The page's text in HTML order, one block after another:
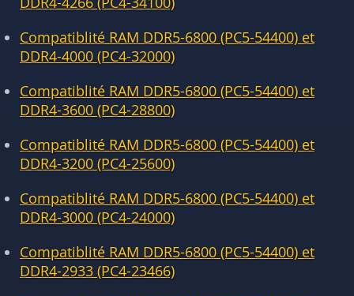
Compatiblité RAM DDR5-6800 (PC5-54400) et
DDR4-4000 (PC4-32000)
Compatiblité RAM DDR5-6800 (PC5-54400) et
DDR4-3600 (PC4-28800)
Compatiblité RAM DDR5-6800 (PC5-54400) et
DDR4-3200 (PC4-25600)
Compatiblité RAM DDR5-6800 (PC5-54400) et
DDR4-3000 (PC4-24000)
Compatiblité RAM DDR5-6800 (PC5-54400) et
DDR4-2933 (PC4-23466)